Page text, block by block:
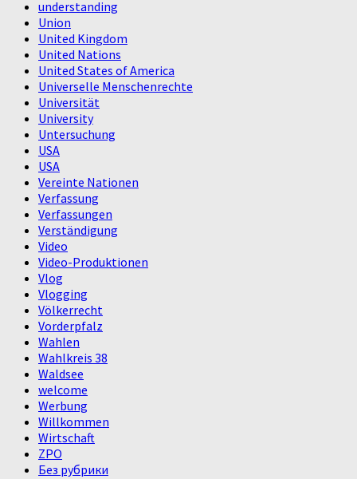
understanding
Union
United Kingdom
United Nations
United States of America
Universelle Menschenrechte
Universität
University
Untersuchung
USA
USA
Vereinte Nationen
Verfassung
Verfassungen
Verständigung
Video
Video-Produktionen
Vlog
Vlogging
Völkerrecht
Vorderpfalz
Wahlen
Wahlkreis 38
Waldsee
welcome
Werbung
Willkommen
Wirtschaft
ZPO
Без рубрики